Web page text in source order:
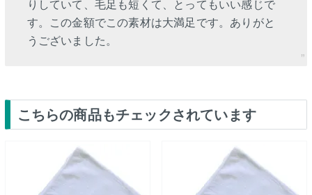
りしていて、毛足も短くて、とってもいい感じで
す。この金額でこの素材は大満足です。ありがと
うございました。
こちらの商品もチェックされています